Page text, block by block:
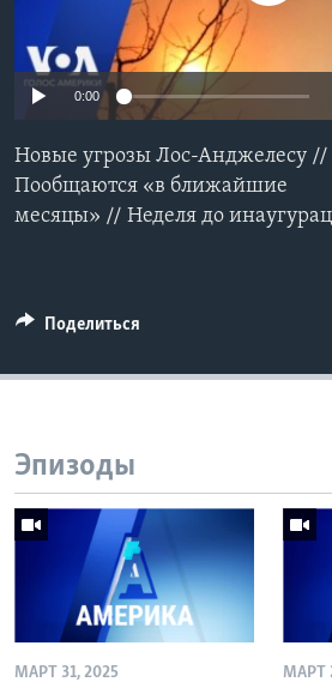
Learning English
СОЦИАЛЬНЫЕ СЕТИ
Языки 240p 360p
0:00
Новые угрозы Лос-Анджелесу //
Пообщаются «в ближайшие
месяцы» // Неделя до
Поделиться
Эпизоды
МАРТ 31, 2025 МАРТ